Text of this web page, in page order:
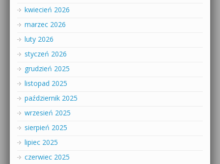
kwiecień 2026
marzec 2026
luty 2026
styczeń 2026
grudzień 2025
listopad 2025
październik 2025
wrzesień 2025
sierpień 2025
lipiec 2025
czerwiec 2025